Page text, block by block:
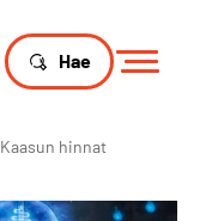
Hae
Kaasun hinnat